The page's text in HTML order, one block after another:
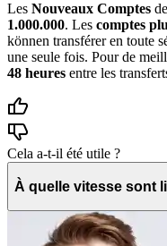
Les Nouveaux Comptes
1.000.000. Les comptes
können transférer en toute
une seule fois. Pour de
48 heures entre les
Cela a-t-il été utile ?
À quelle vitesse sont